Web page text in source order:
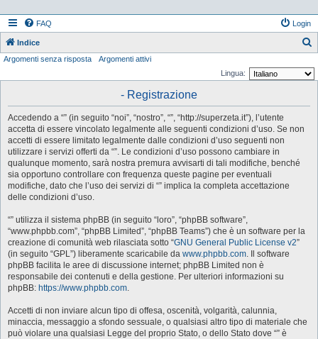
FAQ Login
Indice
Argomenti senza risposta
Argomenti attivi
Lingua:
- Registrazione
Accedendo a “” (in seguito “noi”, “nostro”, “”, “http://superzeta.it”), l’utente
accetta di essere vincolato legalmente alle seguenti condizioni d’uso. Se non
accetti di essere limitato legalmente dalle condizioni d’uso seguenti non
utilizzare i servizi offerti da “”. Le condizioni d’uso possono cambiare in
qualunque momento, sarà nostra premura avvisarti di tali modifiche, benché
sia opportuno controllare con frequenza queste pagine per eventuali
modifiche, dato che l’uso dei servizi di “” implica la completa accettazione
delle condizioni d’uso.
“” utilizza il sistema phpBB (in seguito “loro”, “phpBB software”,
“www.phpbb.com”, “phpBB Limited”, “phpBB Teams”) che è un software per la
creazione di comunità web rilasciata sotto “GNU General Public License v2”
(in seguito “GPL”) liberamente scaricabile da www.phpbb.com. Il software
phpBB facilita le aree di discussione internet; phpBB Limited non è
responsabile dei contenuti e della gestione. Per ulteriori informazioni su
phpBB: https://www.phpbb.com.
Accetti di non inviare alcun tipo di offesa, oscenità, volgarità, calunnia,
minaccia, messaggio a sfondo sessuale, o qualsiasi altro tipo di materiale che
può violare una qualsiasi Legge del proprio Stato, o dello Stato dove “” è